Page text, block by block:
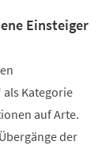
Einsteiger
als Kategorie
auf Arte.
der